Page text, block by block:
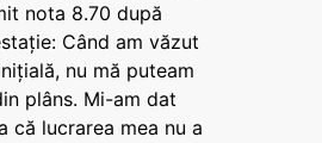
nota 8.70 după
Când am văzut
nu mă puteam
plâns. Mi-am dat
că lucrarea mea nu a